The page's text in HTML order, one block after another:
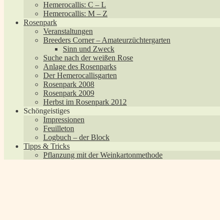
Hemerocallis: C – L
Hemerocallis: M – Z
Rosenpark
Veranstaltungen
Breeders Corner – Amateurzüchtergarten
Sinn und Zweck
Suche nach der weißen Rose
Anlage des Rosenparks
Der Hemerocallisgarten
Rosenpark 2008
Rosenpark 2009
Herbst im Rosenpark 2012
Schöngeistiges
Impressionen
Feuilleton
Logbuch – der Block
Tipps & Tricks
Pflanzung mit der Weinkartonmethode